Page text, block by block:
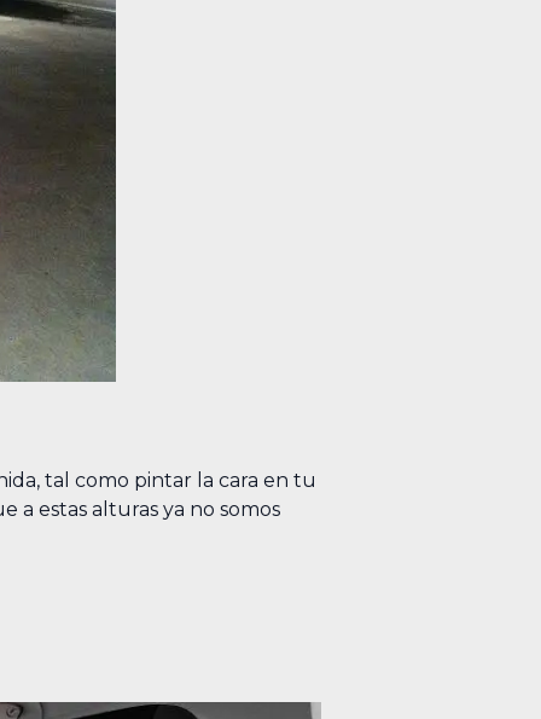
tal como pintar la cara en tu
a estas alturas ya no somos